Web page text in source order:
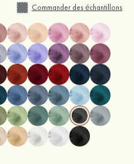
Commander des échantillons